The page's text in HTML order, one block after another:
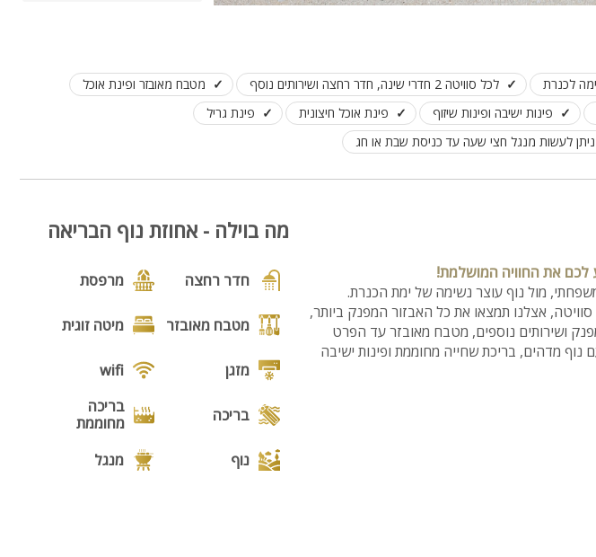
לכנרת לכל סוויטה 2 חדרי שינה, חדר רחצה ושירותים נוסף
מטבח מאובזר ופינת אוכל
פינות ישיבה ופינות שיזוף פינת אוכל חיצונית
פינת גריל
ניתן לעשות מנגל חצי שעה עד כניסת שבת או חג
לכם את החוויה המושלמת!
מול נוף עוצר נשימה של ימת הכנרת.
יוקרתיות המתאימות לזוג ו-4 ילדים בכל סוויטה, אצלנו תמצאו את כל האבזור המפנק ביותר,
חדר רחצה מפנק ושירותים נוספים, מטבח מאובזר עד הפרט
מדהים, בריכת שחייה מחוממת ופינות ישיבה
מה בוילה - אחוזת נוף הבריאה
חדר רחצה מרפסת
מטבח מאובזר מיטה זוגית
מזגן wifi
בריכה
בריכה
מחוממת
נוף
מנגל